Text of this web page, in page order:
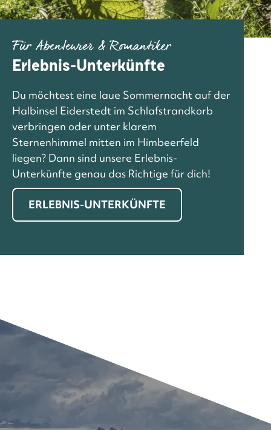
Für Abenteurer & Romantiker
Erlebnis-Unterkünfte
Du möchtest eine laue Sommernacht auf der
Halbinsel Eiderstedt im Schlafstrandkorb
verbringen oder unter klarem
Sternenhimmel mitten im Himbeerfeld
liegen? Dann sind unsere Erlebnis-
Unterkünfte genau das Richtige für dich!
ERLEBNIS-UNTERKÜNFTE